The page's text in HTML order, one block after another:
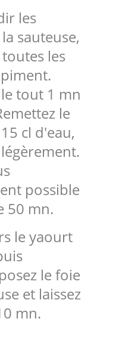
les
sauteuse,
les
tout 1 mn
le
cl d'eau,
possible
50 mn.
le yaourt
le foie
et laissez
mn.